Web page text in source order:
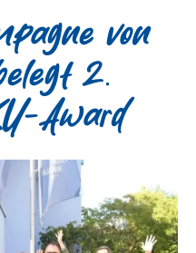
von
2.
Award